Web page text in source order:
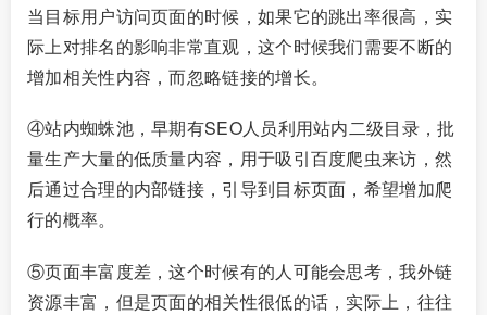
当目标用户访问页面的时候，如果它的跳出率很高，实
际上对排名的影响非常直观，这个时候我们需要不断的
增加相关性内容，而忽略链接的增长。
④站内蜘蛛池，早期有SEO人员利用站内二级目录，批
量生产大量的低质量内容，用于吸引百度爬虫来访，然
后通过合理的内部链接，引导到目标页面，希望增加爬
行的概率。
⑤页面丰富度差，这个时候有的人可能会思考，我外链
资源丰富，但是页面的相关性很低的话，实际上，往往